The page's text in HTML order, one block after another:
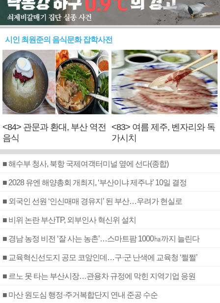
시인 최원준의 음식문화 잡학사전
<84> 관문과 환대, 부산 역전
음식
<83> 여름 제주, 벤자리와 독
가시치
■ 해수부 청사, 북항 국제여객터미널 옆에 선다(종합)
■ 2028 유엔 해양총회 개최지, ‘부산이냐 제주냐’ 10일 결정
■ 외국인 선원 ‘인신매매 경유지’ 된 부산…우려가 현실로
■ 비위 논란 부산TP, 외부인사 혁신위 설치
■ 경남 농정 비전 ‘잘 사는 농촌’…스마트팜 1000㏊까지 늘린다
■ 교육혁신선도지 공모 코앞인데…구·군 난색에 교육청 ‘쩔쩔’
■ 르노 못 타는 부산시장…관용차 규정에 막힌 지역기업 응원
■ 마산 원도심 행정·주거복합단지 연내 준공 수순